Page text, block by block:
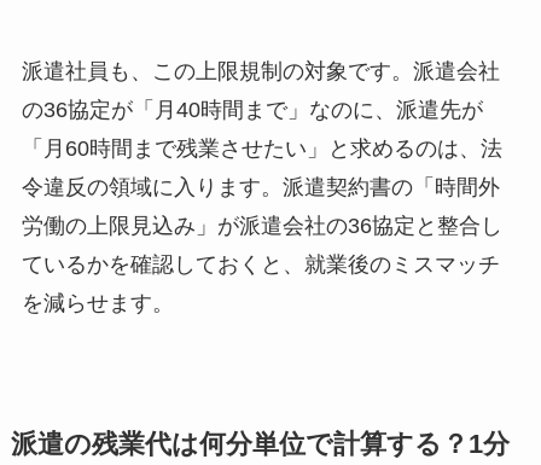
派遣社員も、この上限規制の対象です。派遣会社
の36協定が「月40時間まで」なのに、派遣先が
「月60時間まで残業させたい」と求めるのは、法
令違反の領域に入ります。派遣契約書の「時間外
労働の上限見込み」が派遣会社の36協定と整合し
ているかを確認しておくと、就業後のミスマッチ
を減らせます。
派遣の残業代は何分単位で計算する？1分